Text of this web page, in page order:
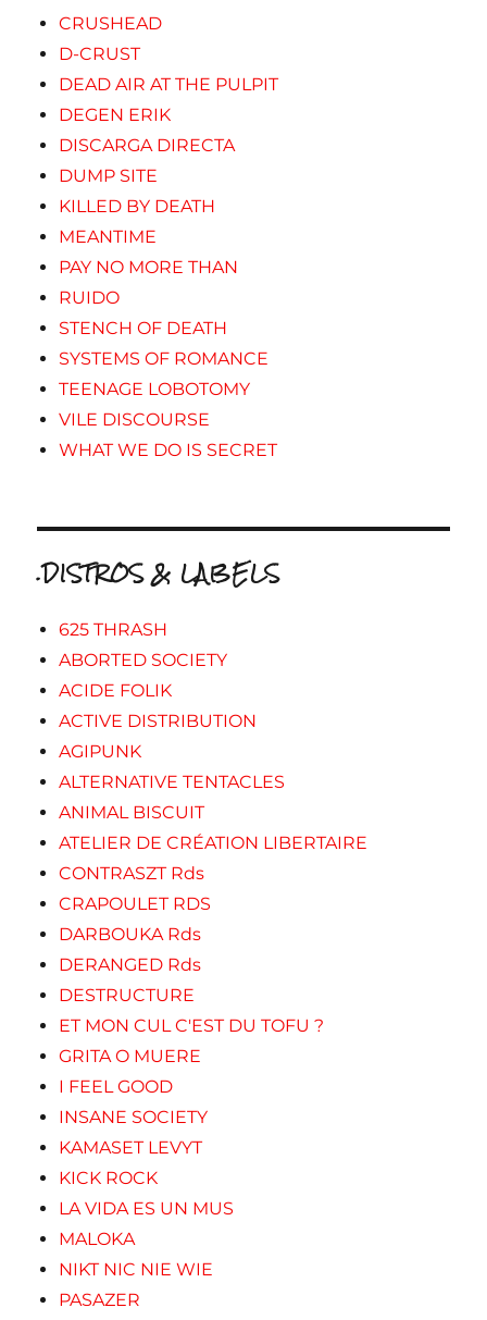
CRUSHEAD
D-CRUST
DEAD AIR AT THE PULPIT
DEGEN ERIK
DISCARGA DIRECTA
DUMP SITE
KILLED BY DEATH
MEANTIME
PAY NO MORE THAN
RUIDO
STENCH OF DEATH
SYSTEMS OF ROMANCE
TEENAGE LOBOTOMY
VILE DISCOURSE
WHAT WE DO IS SECRET
.DISTROS & LABELS
625 THRASH
ABORTED SOCIETY
ACIDE FOLIK
ACTIVE DISTRIBUTION
AGIPUNK
ALTERNATIVE TENTACLES
ANIMAL BISCUIT
ATELIER DE CRÉATION LIBERTAIRE
CONTRASZT Rds
CRAPOULET RDS
DARBOUKA Rds
DERANGED Rds
DESTRUCTURE
ET MON CUL C'EST DU TOFU ?
GRITA O MUERE
I FEEL GOOD
INSANE SOCIETY
KAMASET LEVYT
KICK ROCK
LA VIDA ES UN MUS
MALOKA
NIKT NIC NIE WIE
PASAZER